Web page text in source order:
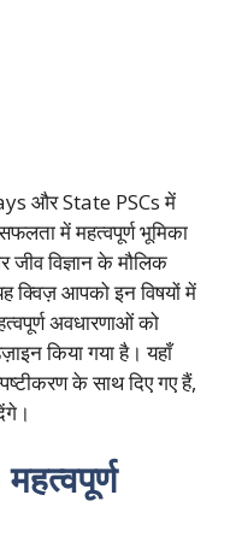
और State PSCs में
में महत्वपूर्ण भूमिका
जीव विज्ञान के मौलिक
क्विज़ आपको इन विषयों में
अवधारणाओं को
किया गया है। यहाँ
के साथ दिए गए हैं,